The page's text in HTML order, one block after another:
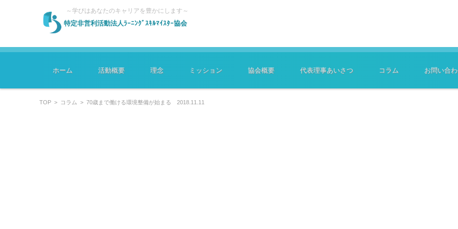
特定非営利活動法人ﾗｰﾆﾝｸﾞｽｷﾙﾏｲｽﾀｰ協会
～学びはあなたのキャリアを豊かにします～
コンテンツに移動
ホーム 活動概要 理念 ミッション 協会概要 代表理事あいさつ コラム お問い合
TOP > コラム > 70歳まで働ける環境整備が始まる 2018.11.11